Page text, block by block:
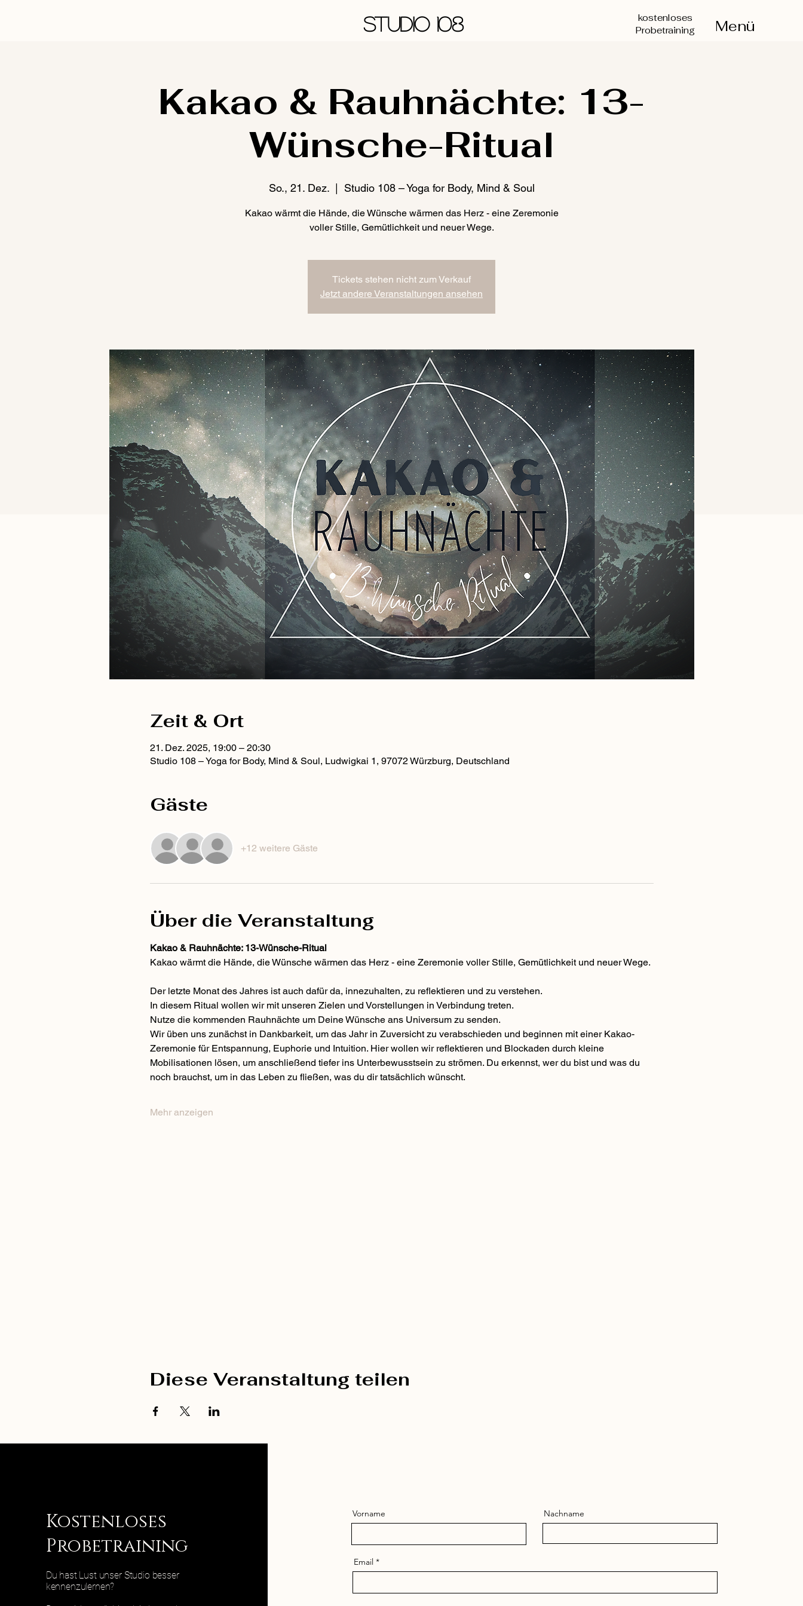
STUDIO 108 Menü
kostenloses
Probetraining
Kakao & Rauhnächte: 13-
Wünsche-Ritual
So., 21. Dez.
  |
Studio 108 – Yoga for Body, Mind & Soul
Kakao wärmt die Hände, die Wünsche wärmen das Herz - eine Zeremonie
voller Stille, Gemütlichkeit und neuer Wege.
Tickets stehen nicht zum Verkauf
Jetzt andere Veranstaltungen ansehen
Zeit & Ort
21. Dez. 2025, 19:00 – 20:30
Studio 108 – Yoga for Body, Mind & Soul, Ludwigkai 1, 97072 Würzburg, Deutschland
Gäste
+12 weitere Gäste
Über die Veranstaltung
Kakao & Rauhnächte: 13-Wünsche-Ritual
Kakao wärmt die Hände, die Wünsche wärmen das Herz - eine Zeremonie voller Stille, Gemütlichkeit und neuer Wege.
Der letzte Monat des Jahres ist auch dafür da, innezuhalten, zu reflektieren und zu verstehen.
In diesem Ritual wollen wir mit unseren Zielen und Vorstellungen in Verbindung treten.
Nutze die kommenden Rauhnächte um Deine Wünsche ans Universum zu senden.
Wir üben uns zunächst in Dankbarkeit, um das Jahr in Zuversicht zu verabschieden und beginnen mit einer Kakao-
Zeremonie für Entspannung, Euphorie und Intuition. Hier wollen wir reflektieren und Blockaden durch kleine
Mobilisationen lösen, um anschließend tiefer ins Unterbewusstsein zu strömen. Du erkennst, wer du bist und was du
noch brauchst, um in das Leben zu fließen, was du dir tatsächlich wünscht.
Mehr anzeigen
Diese Veranstaltung teilen
Kostenloses
Probetraining
Du hast Lust unser Studio besser
kennenzulernen?
Vorname Nachname
Email